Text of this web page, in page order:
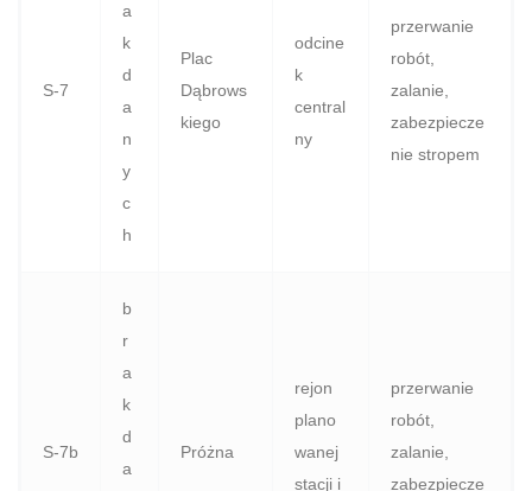
S‑7
a
k
d
a
n
y
c
h
Plac
Dąbrows
kiego
odcine
k
central
ny
przerwanie
robót,
zalanie,
zabezpiecze
nie stropem
S‑7b
b
r
a
k
d
a
Próżna
rejon
plano
wanej
stacji i
przerwanie
robót,
zalanie,
zabezpiecze